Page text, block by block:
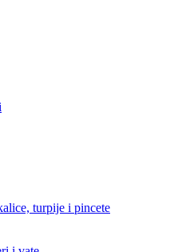
turpije i pincete